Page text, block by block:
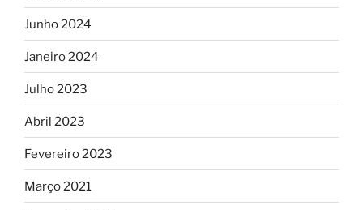
Junho 2024
Janeiro 2024
Julho 2023
Abril 2023
Fevereiro 2023
Março 2021